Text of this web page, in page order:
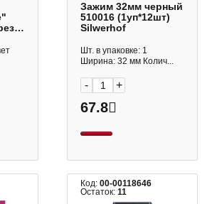
Зажим 32мм черный
510016 (1уп*12шт)
Silwerhof
Шт. в упаковке: 1
Ширина: 32 мм Колич...
- +
67.8
Код:00-00118646
Остаток:11